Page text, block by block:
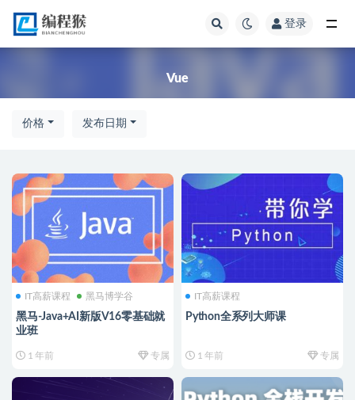
登录
Vue
价格 发布日期
IT高薪课程 黑马博学谷
黑马-Java+AI新版V16零基础就
业班
1 年前 专属
IT高薪课程
Python全系列大师课
1 年前 专属